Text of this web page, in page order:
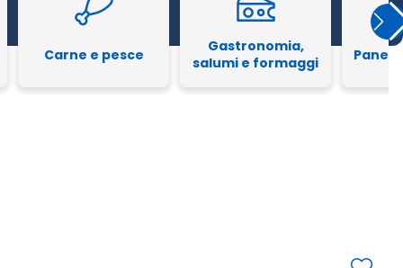
Carne e pesce
Gastronomia,
salumi e formaggi
Pane